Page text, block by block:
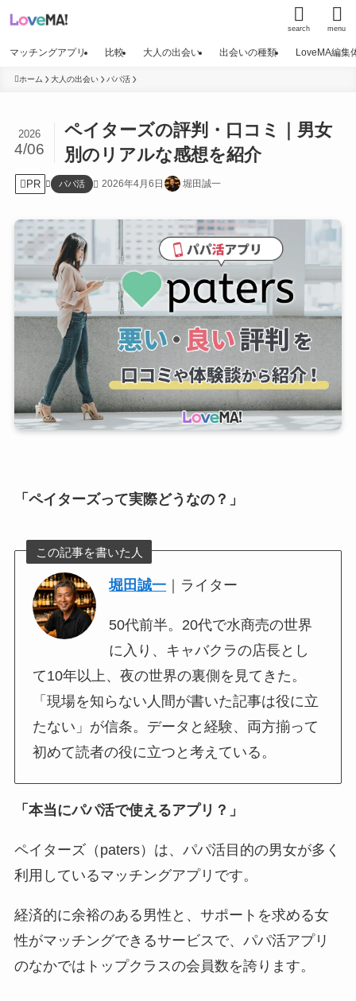
search menu
マッチングアプリ 比較 大人の出会い 出会いの種類 LoveMA編集
ホーム 大人の出会い パパ活
ペイターズの評判・口コミ｜男女
別のリアルな感想を紹介
2026
4/06
PR パパ活 2026年4月6日 堀田誠一
「ペイターズって実際どうなの？」
この記事を書いた人
堀田誠一 ｜ライター
50代前半。20代で水商売の世界
に入り、キャバクラの店長とし
て10年以上、夜の世界の裏側を見てきた。
「現場を知らない人間が書いた記事は役に立
たない」が信条。データと経験、両方揃って
初めて読者の役に立つと考えている。
「本当にパパ活で使えるアプリ？」
ペイターズ（paters）は、パパ活目的の男女が多く
利用しているマッチングアプリです。
経済的に余裕のある男性と、サポートを求める女
性がマッチングできるサービスで、パパ活アプリ
のなかではトップクラスの会員数を誇ります。